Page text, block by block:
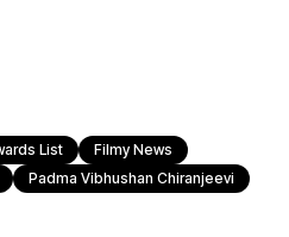
List
Filmy News
Padma Vibhushan Chiranjeevi